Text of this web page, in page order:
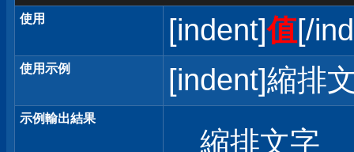
使用 [indent]值[/
使用示例 [indent]縮排
示例輸出結果
縮排文字